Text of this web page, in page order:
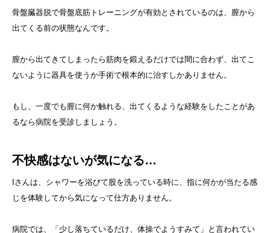
骨盤臓器脱で骨盤底筋トレーニングが有効とされているのは、膣から
出てくる前の状態なんです。
膣から出てきてしまったら筋肉を鍛えるだけでは間に合わず、出てこ
ないように器具を使うか手術で根本的に治すしかありません。
もし、一度でも膣に何か触れる、出てくるような経験をしたことがあ
るなら病院を受診しましょう。
不快感はないが気になる…
Iさんは、シャワーを浴びて股を洗っている時に、指に何かが当たる感
じを体験してから気になって仕方ありません。
病院では、「少し落ちているだけ、体操でようすみて」と言われてい